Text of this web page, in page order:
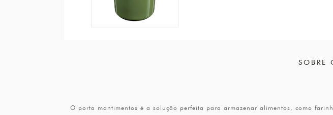
SOBRE
O porta mantimentos é a solução perfeita para armazenar alimentos, como